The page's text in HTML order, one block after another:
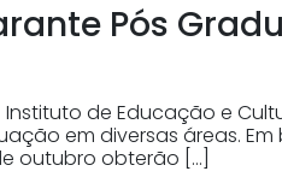
Pós
de Educação e
em diversas áreas.
outubro obterão […]